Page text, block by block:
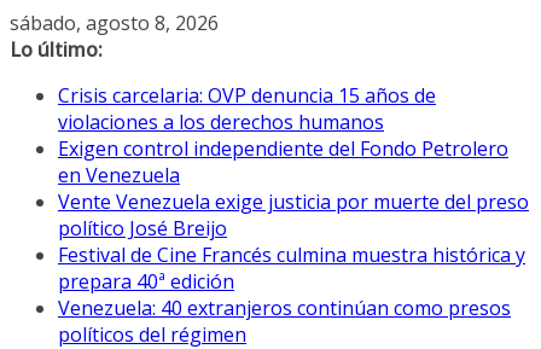
Saltar
al
sábado, agosto 8, 2026
Lo último:
Crisis carcelaria: OVP denuncia 15 años de
violaciones a los derechos humanos
Exigen control independiente del Fondo Petrolero
en Venezuela
Vente Venezuela exige justicia por muerte del preso
político José Breijo
Festival de Cine Francés culmina muestra histórica y
prepara 40ª edición
Venezuela: 40 extranjeros continúan como presos
políticos del régimen